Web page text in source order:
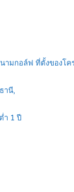
กอล์ฟ ที่ตั้งของโ
านี,
ำ 1 ปี